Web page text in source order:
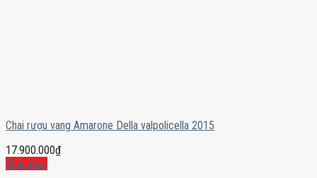
Chai rượu vang Amarone Della valpolicella 2015
17.900.000₫
Mua ngay